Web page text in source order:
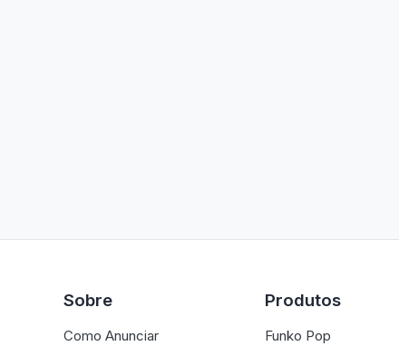
Sobre
Como Anunciar
Produtos
Funko Pop